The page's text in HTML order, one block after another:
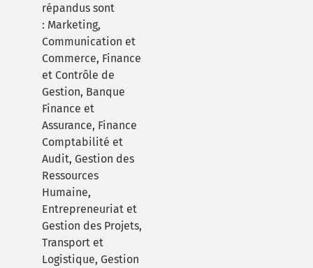
répandus sont
: Marketing,
Communication et
Commerce, Finance
et Contrôle de
Gestion, Banque
Finance et
Assurance, Finance
Comptabilité et
Audit, Gestion des
Ressources
Humaine,
Entrepreneuriat et
Gestion des Projets,
Transport et
Logistique, Gestion